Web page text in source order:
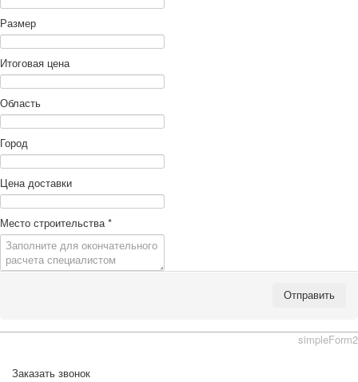
Размер
Итоговая цена
Область
Город
Цена доставки
Место строительства*
Отправить
simpleForm2
Заказать звонок